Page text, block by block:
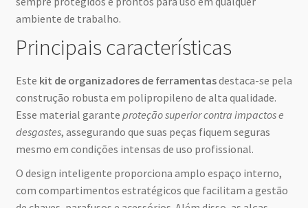
ambiente de trabalho.
Principais características
Este kit de organizadores de ferramentasdestaca-se pela
construção robusta em polipropileno de alta qualidade.
Esse material garante proteção superior contra impactos e
desgastes, assegurando que suas peças fiquem seguras
mesmo em condições intensas de uso profissional.
O design inteligente proporciona amplo espaço interno,
com compartimentos estratégicos que facilitam a gestão